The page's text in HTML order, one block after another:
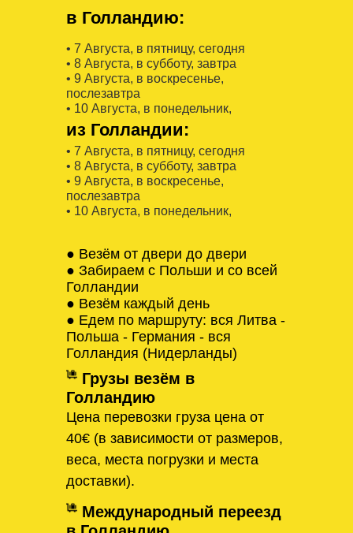
в Голландию:
• 7 Августa, в пятницу, сегодня
• 8 Августa, в субботу, завтра
• 9 Августa, в воскресенье,
послезавтра
• 10 Августa, в понедельник,
из Голландии:
• 7 Августa, в пятницу, сегодня
• 8 Августa, в субботу, завтра
• 9 Августa, в воскресенье,
послезавтра
• 10 Августa, в понедельник,
● Везём от двери до двери
● Забираем с Польши и со всей
Голландии
● Везём каждый день
● Едем по маршруту: вся Литва -
Польша - Германия - вся
Голландия (Нидерланды)
Грузы везём в
Голландию
Цена перевозки груза цена от
40€ (в зависимости от размеров,
веса, места погрузки и места
доставки).
Международный переезд